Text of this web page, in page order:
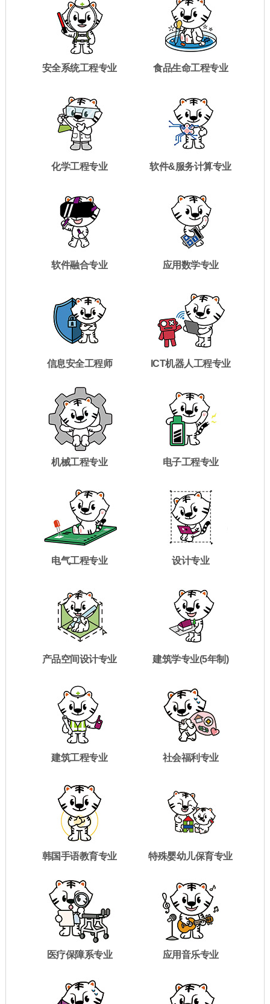
安全系统工程专业 食品生命工程专业
化学工程专业 软件&服务计算专业
软件融合专业 应用数学专业
信息安全工程师 ICT机器人工程专业
机械工程专业 电子工程专业
电气工程专业 设计专业
产品空间设计专业 建筑学专业(5年制)
建筑工程专业 社会福利专业
韩国手语教育专业 特殊婴幼儿保育专业
医疗保障系专业 应用音乐专业